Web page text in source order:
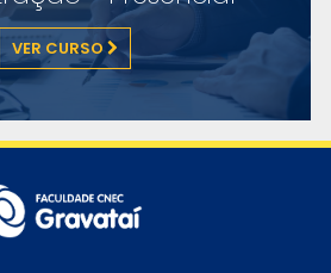
VER CURSO